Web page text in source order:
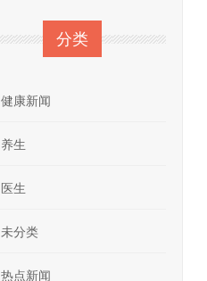
分类
健康新闻
养生
医生
未分类
热点新闻